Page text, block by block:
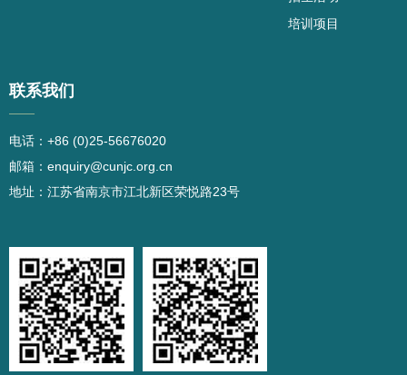
培训项目
联系我们
——
电话：+86 (0)25-56676020
邮箱：enquiry@cunjc.org.cn
地址：江苏省南京市江北新区荣悦路23号